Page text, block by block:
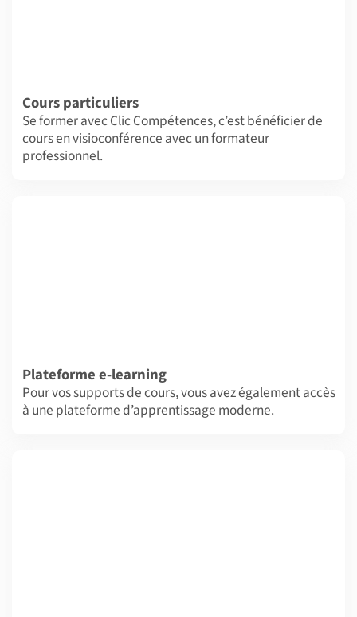
Cours particuliers
Se former avec Clic Compétences, c’est bénéficier de
cours en visioconférence avec un formateur
professionnel.
Plateforme e-learning
Pour vos supports de cours, vous avez également accès
à une plateforme d’apprentissage moderne.